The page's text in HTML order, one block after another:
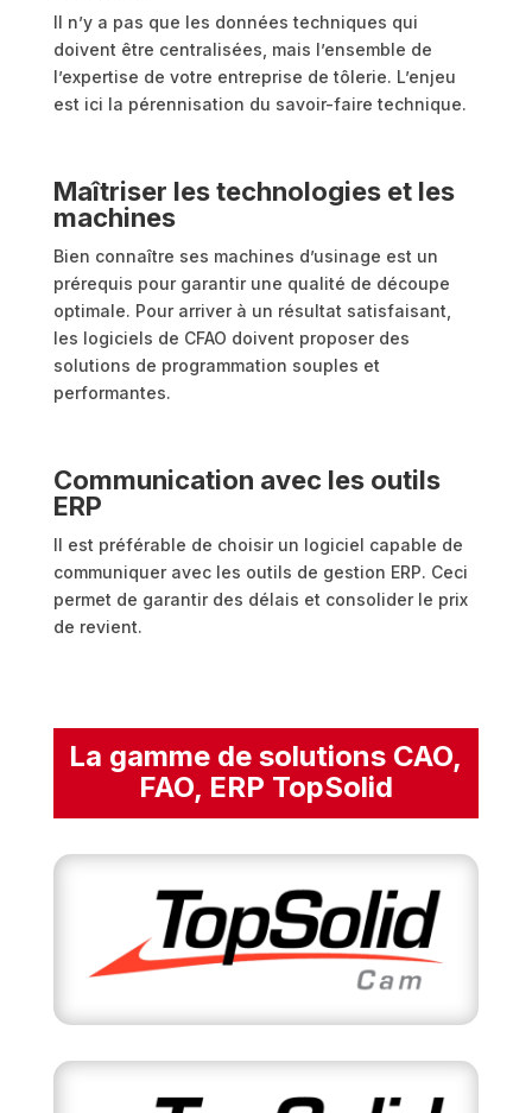
Il n’y a pas que les données techniques qui
doivent être centralisées, mais l’ensemble de
l’expertise de votre entreprise de tôlerie. L’enjeu
est ici la pérennisation du savoir-faire technique.
Maîtriser les technologies et les
machines
Bien connaître ses machines d’usinage est un
prérequis pour garantir une qualité de découpe
optimale. Pour arriver à un résultat satisfaisant,
les logiciels de CFAO doivent proposer des
solutions de programmation souples et
performantes.
Communication avec les outils
ERP
Il est préférable de choisir un logiciel capable de
communiquer avec les outils de gestion ERP. Ceci
permet de garantir des délais et consolider le prix
de revient.
La gamme de solutions CAO,
FAO, ERP TopSolid